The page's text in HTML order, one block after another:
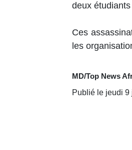
deux
Ces
les
MD/Top News
Publié le jeudi 9